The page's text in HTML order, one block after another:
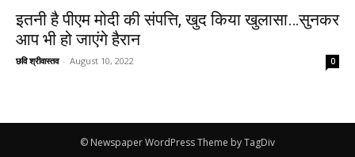
इतनी है पीएम मोदी की संपत्ति, खुद किया खुलासा…सुनकर
आप भी हो जाएंगे हैरान
छवि श्रीवास्तव - August 10, 2022 0
© Newspaper WordPress Theme by TagDiv